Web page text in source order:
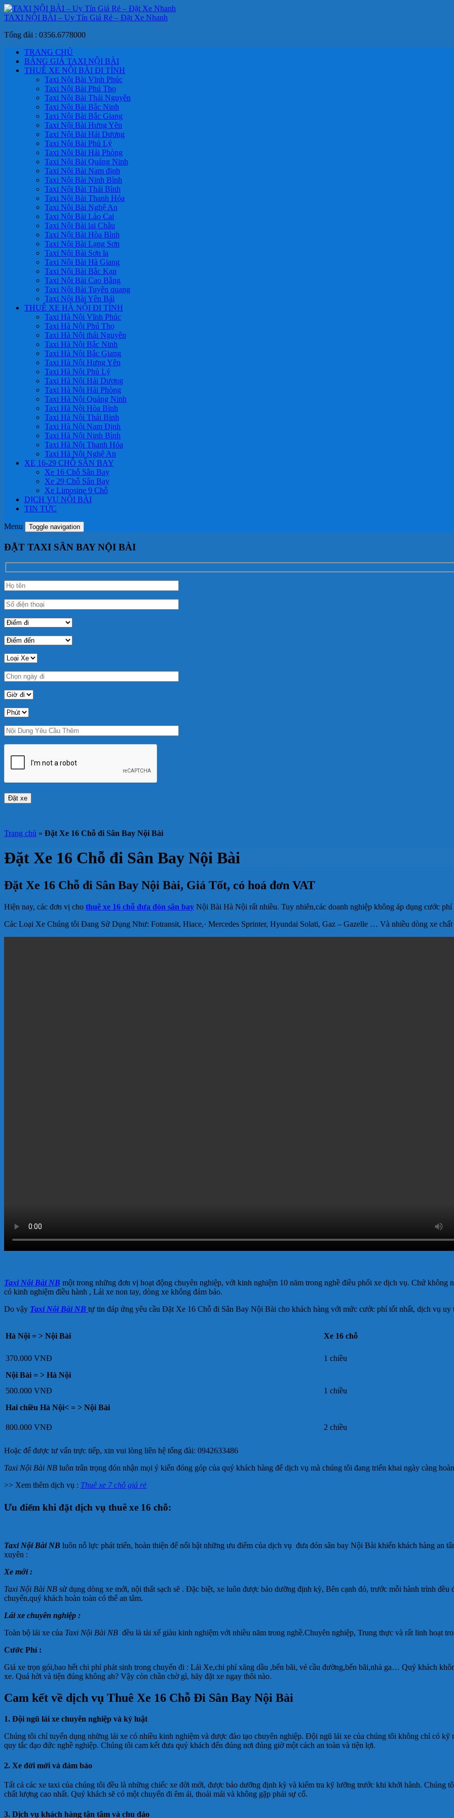
TAXI NỘI BÀI – Uy Tín Giá Rẻ – Đặt Xe Nhanh
Tổng đài : 0356.6778000
TRANG CHỦ
BẢNG GIÁ TAXI NỘI BÀI
THUÊ XE NỘI BÀI ĐI TỈNH
Taxi Nội Bài Vĩnh Phúc
Taxi Nội Bài Phú Thọ
Taxi Nội Bài Thái Nguyên
Taxi Nội Bài Bắc Ninh
Taxi Nội Bài Bắc Giang
Taxi Nội Bài Hưng Yên
Taxi Nội Bài Hải Dương
Taxi Nội Bài Phủ Lý
Taxi Nội Bài Hải Phòng
Taxi Nội Bài Quảng Ninh
Taxi Nội Bài Nam định
Taxi Nội Bài Ninh Bình
Taxi Nội Bài Thái Bình
Taxi Nội Bài Thanh Hóa
Taxi Nội Bài Nghệ An
Taxi Nội Bài Lào Cai
Taxi Nội Bài lai Châu
Taxi Nội Bài Hòa Bình
Taxi Nội Bài Lạng Sơn
Taxi Nội Bài Sơn la
Taxi Nội Bài Hà Giang
Taxi Nội Bài Bắc Kạn
Taxi Nội Bài Cao Bằng
Taxi Nội Bài Tuyên quang
Taxi Nội Bài Yên Bái
THUÊ XE HÀ NỘI ĐI TỈNH
Taxi Hà Nội Vĩnh Phúc
Taxi Hà Nội Phú Thọ
Taxi Hà Nội thái Nguyên
Taxi Hà Nội Bắc Ninh
Taxi Hà Nội Bắc Giang
Taxi Hà Nội Hưng Yên
Taxi Hà Nội Phủ Lý
Taxi Hà Nội Hải Dương
Taxi Hà Nội Hải Phòng
Taxi Hà Nội Quảng Ninh
Taxi Hà Nội Hòa Bình
Taxi Hà Nội Thái Binh
Taxi Hà Nội Nam Định
Taxi Hà Nội Ninh Bình
Taxi Hà Nội Thanh Hóa
Taxi Hà Nội Nghệ An
XE 16-29 CHỖ SÂN BAY
Xe 16 Chỗ Sân Bay
Xe 29 Chỗ Sân Bay
Xe Limosine 9 Chỗ
DỊCH VỤ NỘI BÀI
TIN TỨC
Menu Toggle navigation
ĐẶT TAXI SÂN BAY NỘI BÀI
Trang chủ » Đặt Xe 16 Chỗ đi Sân Bay Nội Bài
Đặt Xe 16 Chỗ đi Sân Bay Nội Bài
Đặt Xe 16 Chỗ đi Sân Bay Nội Bài, Giá Tốt, có hoá đơn VAT
Hiện nay, các đơn vị cho thuê xe 16 chỗ đưa đón sân bay Nội Bài Hà Nội rất nhiều. Tuy nhiên,các doanh nghiệp không áp dụng cước
Các Loại Xe Chúng tôi Đang Sử Dụng Như: Fotransit, Hiace,· ‎Mercedes Sprinter, Hyundai Solati, Gaz – Gazelle … Và nhiều dòng xe
Taxi Nôi Bài NB một trong những đơn vị hoạt động chuyên nghiệp, với kinh nghiệm 10 năm trong nghề điều phối xe dịch vụ. Chứ không
có kinh nghiệm điều hành , Lái xe non tay, dòng xe không đảm bảo.
Do vậy Taxi Nôi Bài NB tự tin đáp ứng yêu cầu Đặt Xe 16 Chỗ đi Sân Bay Nội Bài cho khách hàng với mức cước phí tốt nhất, dịch vụ uy
Hà Nội = > Nội Bài Xe 16 chỗ
370.000 VNĐ
1 chiều
Nội Bài = > Hà Nội
500.000 VNĐ
1 chiều
Hai chiều Hà Nội< = > Nội Bài
800.000 VNĐ 2 chiều
Hoặc để được tư vấn trực tiếp, xin vui lòng liên hệ tổng đài: 0942633486
Taxi Nội Bài NB luôn trân trọng đón nhận mọi ý kiến đóng góp của quý khách hàng để dịch vụ mà chúng tôi đang triển khai ngày càng
>> Xem thêm dịch vụ : Thuê xe 7 chỗ giá rẻ
Ưu điểm khi đặt dịch vụ thuê xe 16 chỗ:
Taxi Nội Bài NB luôn nỗ lực phát triển, hoàn thiện để nổi bật những ưu điểm của dịch vụ đưa đón sân bay Nội Bài khiến khách hàng an
xuyên :
Xe mới :
Taxi Nội Bài NB sử dụng dòng xe mới, nội thất sạch sẽ . Đặc biệt, xe luôn được bảo dưỡng định kỳ, Bên cạnh đó, trước mỗi hành trình
chuyển,quý khách hoàn toàn có thể an tâm.
Lái xe chuyên nghiệp :
Toàn bộ lái xe của Taxi Nội Bài NB đều là tài xế giàu kinh nghiệm với nhiều năm trong nghề.Chuyên nghiệp, Trung thực và rất linh hoạt
Cước Phí :
Giá xe trọn gói,bao hết chi phí phát sinh trong chuyến đi : Lái Xe,chi phí xăng dầu ,bến bãi, vé cầu đường,bến bãi,nhà ga… Quý khách
xe. Quá hời và tiện đúng không ah? Vậy còn chần chờ gì, hãy đặt xe ngay thôi nào.
Cam kết về dịch vụ Thuê Xe 16 Chỗ Đi Sân Bay Nội Bài
1. Đội ngũ lái xe chuyên nghiệp và kỷ luật
Chúng tôi chỉ tuyển dụng những lái xe có nhiều kinh nghiệm và được đào tạo chuyên nghiệp. Đội ngũ lái xe của chúng tôi không chỉ có kỹ
quy tắc đạo đức nghề nghiệp. Chúng tôi cam kết đưa quý khách đến đúng nơi đúng giờ một cách an toàn và tiện lợi.
2. Xe đời mới và đảm bảo
Tất cả các xe taxi của chúng tôi đều là những chiếc xe đời mới, được bảo dưỡng định kỳ và kiểm tra kỹ lưỡng trước khi khởi hành. Chúng
chất lượng cao nhất. Quý khách sẽ có một chuyến đi êm ái, thoải mái và không gặp phải sự cố.
3. Dịch vụ khách hàng tận tâm và chu đáo